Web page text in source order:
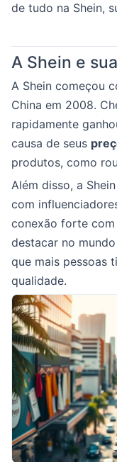
de tudo na Shein,
A Shein e
A Shein começou
China em 2008.
rapidamente
causa de seus
produtos, como
Além disso, a
com
conexão forte com
destacar no
que mais pessoas
qualidade.